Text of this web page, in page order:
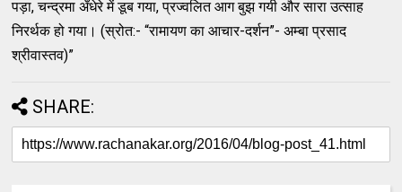
पड़ा, चन्द्रमा अँधेरे में डूब गया, प्रज्वलित आग बुझ गयी और सारा उत्साह
निरर्थक हो गया। (स्रोत:- “रामायण का आचार-दर्शन”- अम्बा प्रसाद
श्रीवास्तव)”
SHARE: